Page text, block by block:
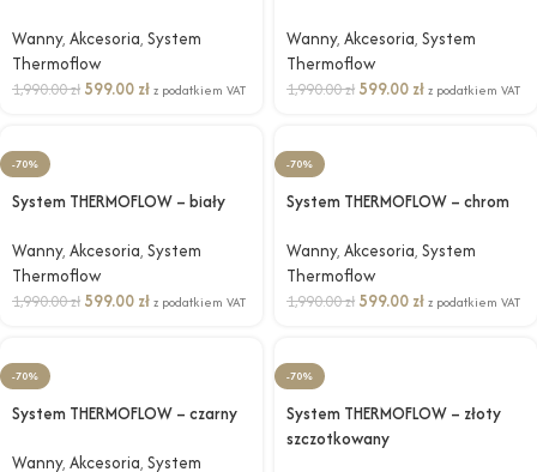
Wanny, Akcesoria, System
Thermoflow
1,990.00zł 599.00 złz podatkiem VAT
Wanny, Akcesoria, System
Thermoflow
1,990.00zł 599.00 złz podatkiem VAT
-70%
System THERMOFLOW – biały
Wanny, Akcesoria, System
Thermoflow
1,990.00zł 599.00 złz podatkiem VAT
-70%
System THERMOFLOW – chrom
Wanny, Akcesoria, System
Thermoflow
1,990.00zł 599.00 złz podatkiem VAT
-70%
System THERMOFLOW – czarny
Wanny, Akcesoria, System
-70%
System THERMOFLOW – złoty
szczotkowany